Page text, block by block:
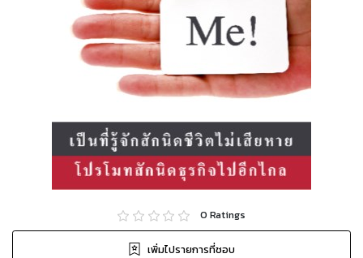
0 Ratings
เพิ่มไปรายการที่ชอบ